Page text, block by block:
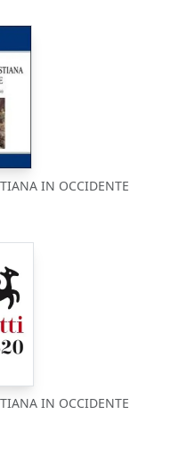
IN OCCIDENTE
IN OCCIDENTE